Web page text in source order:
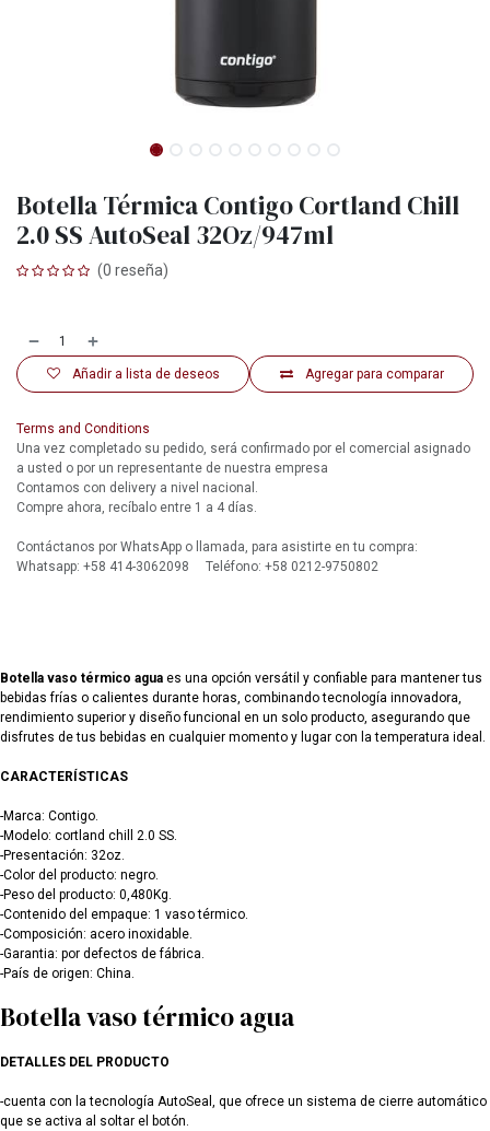
Botella Térmica Contigo Cortland Chill
2.0 SS AutoSeal 32Oz/947ml
(0 reseña)
Agregar para comparar
Añadir a lista de deseos
Terms and Conditions
Una vez completado su pedido, será confirmado por el comercial asignado
a usted o por un representante de nuestra empresa
Contamos con delivery a nivel nacional.
Compre ahora, recíbalo entre 1 a 4 días.
Contáctanos por WhatsApp o llamada, para asistirte en tu compra:
Whatsapp: +58 414-3062098 Teléfono: +58 0212-9750802
Botella vaso térmico agua es una opción versátil y confiable para mantener tus
bebidas frías o calientes durante horas, combinando tecnología innovadora,
rendimiento superior y diseño funcional en un solo producto, asegurando que
disfrutes de tus bebidas en cualquier momento y lugar con la temperatura ideal.
CARACTERÍSTICAS
-Marca: Contigo.
-Modelo: cortland chill 2.0 SS.
-Presentación: 32oz.
-Color del producto: negro.
-Peso del producto: 0,480Kg.
-Contenido del empaque: 1 vaso térmico.
-Composición: acero inoxidable.
-Garantia: por defectos de fábrica.
-País de origen: China.
Botella vaso térmico agua
DETALLES DEL PRODUCTO
-cuenta con la tecnología AutoSeal, que ofrece un sistema de cierre automático
que se activa al soltar el botón.